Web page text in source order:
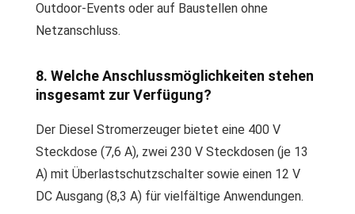
Outdoor-Events oder auf Baustellen ohne
Netzanschluss.
8. Welche Anschlussmöglichkeiten stehen
insgesamt zur Verfügung?
Der Diesel Stromerzeuger bietet eine 400 V
Steckdose (7,6 A), zwei 230 V Steckdosen (je 13
A) mit Überlastschutzschalter sowie einen 12 V
DC Ausgang (8,3 A) für vielfältige Anwendungen.